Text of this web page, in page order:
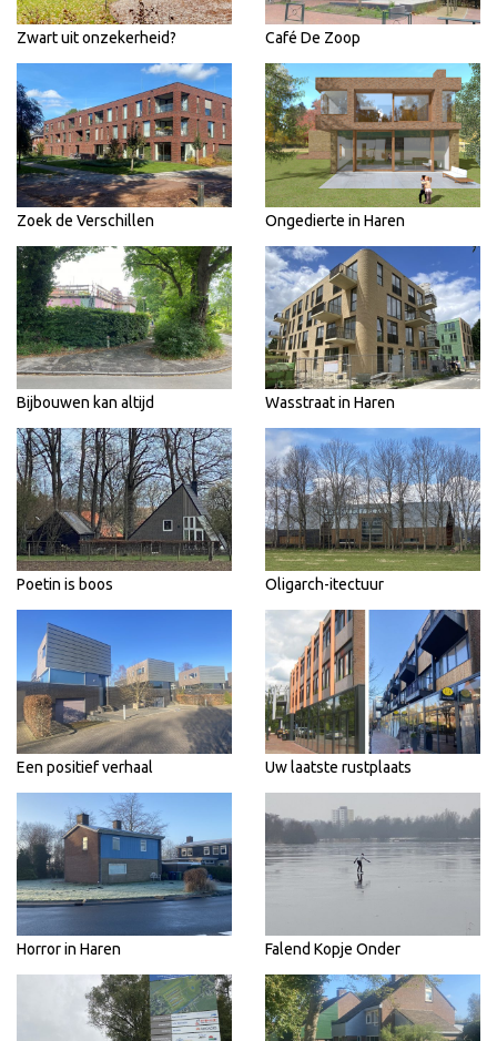
Zwart uit onzekerheid? Café De Zoop
Zoek de Verschillen Ongedierte in Haren
Bijbouwen kan altijd Wasstraat in Haren
Poetin is boos Oligarch-itectuur
Een positief verhaal Uw laatste rustplaats
Horror in Haren Falend Kopje Onder